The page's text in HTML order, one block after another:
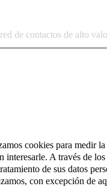
cookies para medir
interesarle. A través de
de sus datos
con excepción de
red de contactos de alto